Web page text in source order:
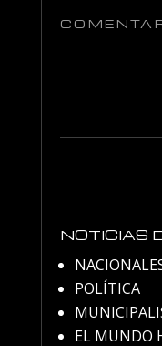
NOTICIAS
POLÍTICA
EL MUNDO